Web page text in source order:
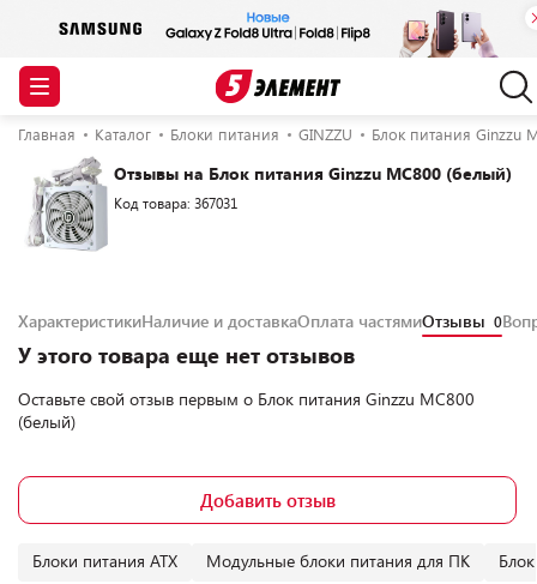
Главная Каталог Блоки питания GINZZU Блок питания Ginzzu
Отзывы на Блок питания Ginzzu MC800 (белый)
Код товара: 367031
ХарактеристикиНаличие и доставкаОплата частямиОтзывы 0
У этого товара еще нет отзывов
Оставьте свой отзыв первым о Блок питания Ginzzu MC800
(белый)
Добавить отзыв
Блоки питания ATX Модульные блоки питания для ПК